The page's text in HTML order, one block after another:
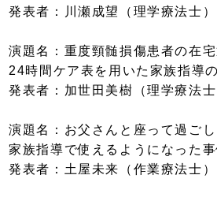
発表者：川瀬成望（理学療法士）
演題名：重度頸髄損傷患者の在
24時間ケア表を用いた家族指導
発表者：加世田美樹（理学療法士
演題名：お父さんと座って過ご
家族指導で使えるようになった
発表者：土屋未来（作業療法士）